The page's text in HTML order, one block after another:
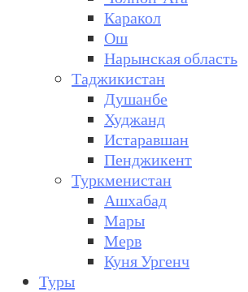
Каракол
Ош
Нарынская область
Таджикистан
Душанбе
Худжанд
Истаравшан
Пенджикент
Туркменистан
Ашхабад
Мары
Мерв
Куня Ургенч
Туры